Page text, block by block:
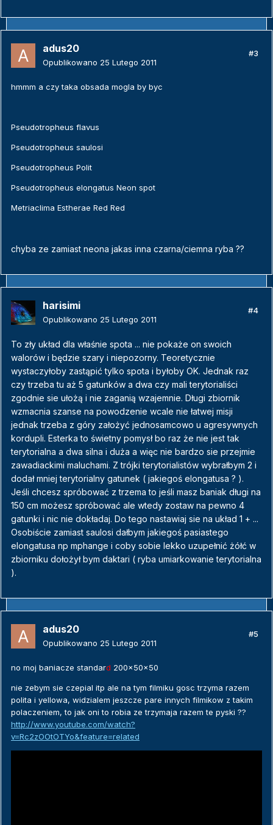
adus20
Opublikowano 25 Lutego 2011
#3
hmmm a czy taka obsada mogla by byc
Pseudotropheus flavus
Pseudotropheus saulosi
Pseudotropheus Polit
Pseudotropheus elongatus Neon spot
Metriaclima Estherae Red Red
chyba ze zamiast neona jakas inna czarna/ciemna ryba ??
harisimi
Opublikowano 25 Lutego 2011
#4
To zły układ dla właśnie spota ... nie pokaże on swoich
walorów i będzie szary i niepozorny. Teoretycznie
wystaczyłoby zastąpić tylko spota i byłoby OK. Jednak raz
czy trzeba tu aż 5 gatunków a dwa czy mali terytorialiści
zgodnie sie ułożą i nie zaganią wzajemnie. Długi zbiornik
wzmacnia szanse na powodzenie wcale nie łatwej misji
jednak trzeba z góry założyć jednosamcowo u agresywnych
kordupli. Esterka to świetny pomysł bo raz że nie jest tak
terytorialna a dwa silna i duża a więc nie bardzo sie przejmie
zawadiackimi maluchami. Z trójki terytorialistów wybrałbym 2 i
dodał mniej terytorialny gatunek ( jakiegoś elongatusa ? ).
Jeśli chcesz spróbować z trzema to jeśli masz baniak długi na
150 cm możesz spróbować ale wtedy zostaw na pewno 4
gatunki i nic nie dokładaj. Do tego nastawiaj sie na układ 1 + ...
Osobiście zamiast saulosi dałbym jakiegoś pasiastego
elongatusa np mphange i coby sobie lekko uzupełnić żółć w
zbiorniku dołożył bym daktari ( ryba umiarkowanie terytorialna
).
adus20
Opublikowano 25 Lutego 2011
#5
no moj baniacze standard 200x50x50
nie zebym sie czepial itp ale na tym filmiku gosc trzyma razem
polita i yellowa, widzialem jeszcze pare innych filmikow z takim
polaczeniem, to jak oni to robia ze trzymaja razem te pyski ??
http://www.youtube.com/watch?
v=Rc2zOOtOTYo&feature=related